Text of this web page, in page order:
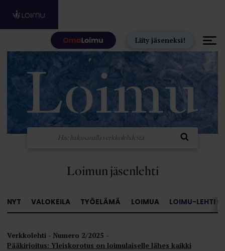
Liity jäseneksi!
Loimun jäsenlehti
NYT VALOKEILA TYÖELÄMÄ LOIMUA LOIMU-LEHTI »
Verkkolehti
Numero 2/2025
Pääkirjoitus: Yleiskorotus on loimulaiselle lähes kaikki